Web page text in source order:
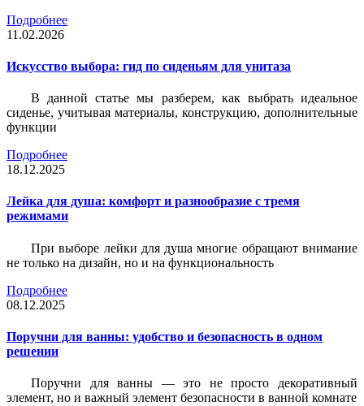
Подробнее
11.02.2026
Искусство выбора: гид по сиденьям для унитаза
В данной статье мы разберем, как выбрать идеальное
сиденье, учитывая материалы, конструкцию, дополнительные
функции
Подробнее
18.12.2025
Лейка для душа: комфорт и разнообразие с тремя
режимами
При выборе лейки для душа многие обращают внимание
не только на дизайн, но и на функциональность
Подробнее
08.12.2025
Поручни для ванны: удобство и безопасность в одном
решении
Поручни для ванны — это не просто декоративный
элемент, но и важный элемент безопасности в ванной комнате